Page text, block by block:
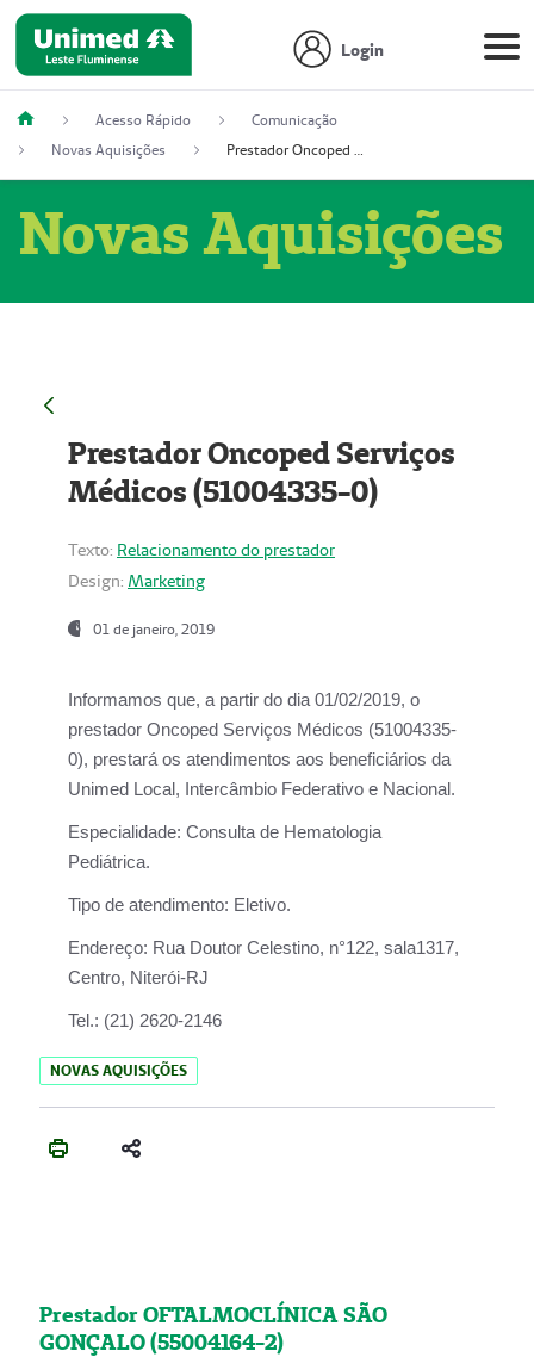
Login
Acesso Rápido
Comunicação
Novas Aquisições
Prestador Oncoped Serviços Médicos (51004335-0)
Novas Aquisições
Prestador Oncoped Serviços
Médicos (51004335-0)
Texto: Relacionamento do prestador
Design: Marketing
01 de janeiro, 2019
Informamos que, a partir do dia 01/02/2019, o
prestador Oncoped Serviços Médicos (51004335-
0), prestará os atendimentos aos beneficiários da
Unimed Local, Intercâmbio Federativo e Nacional.
Especialidade: Consulta de Hematologia
Pediátrica.
Tipo de atendimento: Eletivo.
Endereço: Rua Doutor Celestino, n°122, sala1317,
Centro, Niterói-RJ
Tel.: (21) 2620-2146
NOVAS AQUISIÇÕES
Prestador OFTALMOCLÍNICA SÃO
GONÇALO (55004164-2)